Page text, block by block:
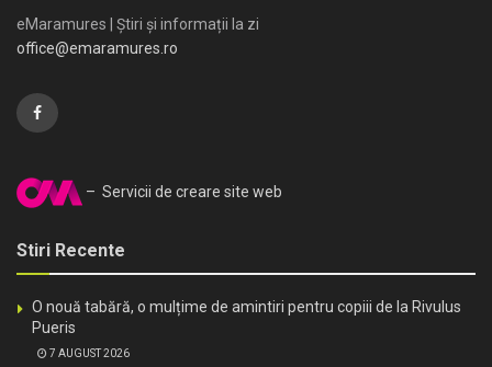
eMaramures | Știri și informații la zi
office@emaramures.ro
– Servicii de creare site web
Stiri Recente
O nouă tabără, o mulțime de amintiri pentru copiii de la Rivulus
Pueris
7 AUGUST 2026